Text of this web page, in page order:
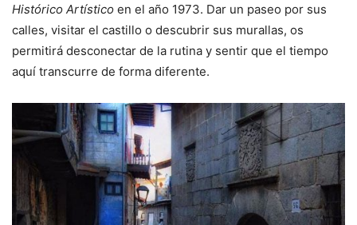
Histórico Artístico en el año 1973. Dar un paseo por sus
calles, visitar el castillo o descubrir sus murallas, os
permitirá desconectar de la rutina y sentir que el tiempo
aquí transcurre de forma diferente.